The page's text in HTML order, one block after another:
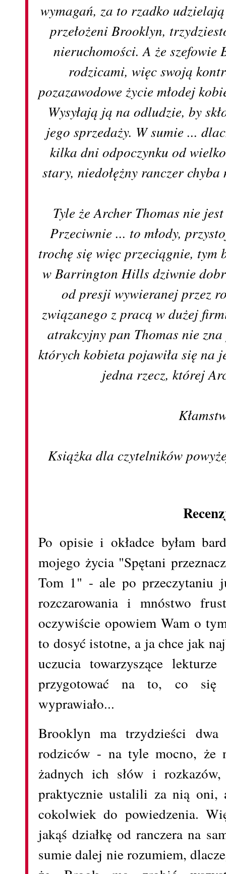
wymagań, za to rzadko
przełożeni Brooklyn,
nieruchomości. A że
rodzicami, więc swoją
pozazawodowe życie młodej
Wysyłają ją na odludzie, by
jego sprzedaży. W sumie ...
kilka dni odpoczynku od
stary, niedołężny ranczer
Tyle że Archer Thomas nie
Przeciwnie ... to młody,
trochę się więc przeciągnie, tym
w Barrington Hills dziwnie
od presji wywieranej przez
związanego z pracą w dużej
atrakcyjny pan Thomas nie
których kobieta pojawiła się na
jedna rzecz, której
Książka dla czytelników
Po opisie i okładce byłam
mojego życia "Spętani
Tom 1" - ale po przeczytaniu
rozczarowania i mnóstwo
oczywiście opowiem Wam o
to dosyć istotne, a ja chce jak
uczucia towarzyszące
przygotować na to, co
wyprawiało...
Brooklyn ma trzydzieści
rodziców - na tyle mocno, że
żadnych ich słów i
praktycznie ustalili za nią oni,
cokolwiek do powiedzenia.
jakąś działkę od ranczera na
sumie dalej nie rozumiem,